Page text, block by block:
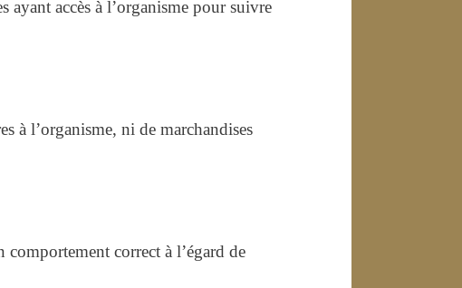
ayant accès à l’organisme pour suivre
à l’organisme, ni de marchandises
comportement correct à l’égard de